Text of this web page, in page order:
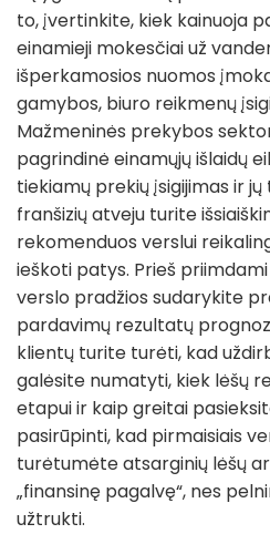
to, įvertinkite, kiek kainuoja
einamieji mokesčiai už
išperkamosios nuomos
gamybos, biuro reikmenų
Mažmeninės prekybos
pagrindinė einamųjų išlaidų
tiekiamų prekių įsigijimas ir
franšizių atveju turite
rekomenduos verslui
ieškoti patys. Prieš
verslo pradžios sudarykite
pardavimų rezultatų
klientų turite turėti, kad
galėsite numatyti, kiek lėšų
etapui ir kaip greitai
pasirūpinti, kad pirmaisiais
turėtumėte atsarginių lėšų
„finansinę pagalvę“, nes
užtrukti.